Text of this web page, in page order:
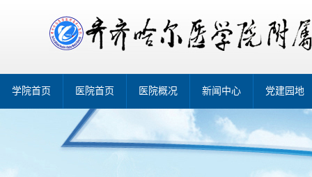
学院首页 医院首页 医院概况 新闻中心 党建园地